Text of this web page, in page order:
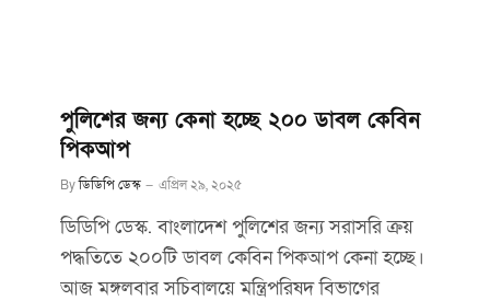
পুলিশের জন্য কেনা হচ্ছে ২০০ ডাবল কেবিন
পিকআপ
Byডিডিপি ডেস্ক এপ্রিল ২৯, ২০২৫
ডিডিপি ডেস্ক. বাংলাদেশ পুলিশের জন্য সরাসরি ক্রয়
পদ্ধতিতে ২০০টি ডাবল কেবিন পিকআপ কেনা হচ্ছে।
আজ মঙ্গলবার সচিবালয়ে মন্ত্রিপরিষদ বিভাগের